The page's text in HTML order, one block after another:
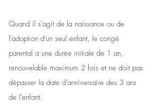
Quand il s'agit de la naissance ou de
l'adoption d'un seul enfant, le congé
parental a une durée initiale de 1 an,
renouvelable maximum 2 fois et ne doit pas
dépasser la date d'anniversaire des 3 ans
de l'enfant.